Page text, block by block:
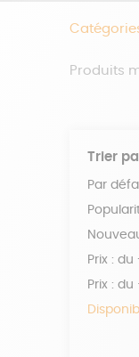
Produits
Trier
Par
Prix :
Prix :